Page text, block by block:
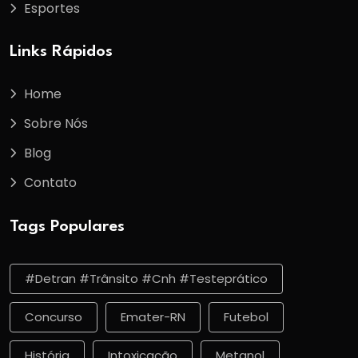
Esportes
Links Rápidos
Home
Sobre Nós
Blog
Contato
Tags Populares
#detran #trânsito #cnh #testeprático
Concurso Emater-RN Futebol